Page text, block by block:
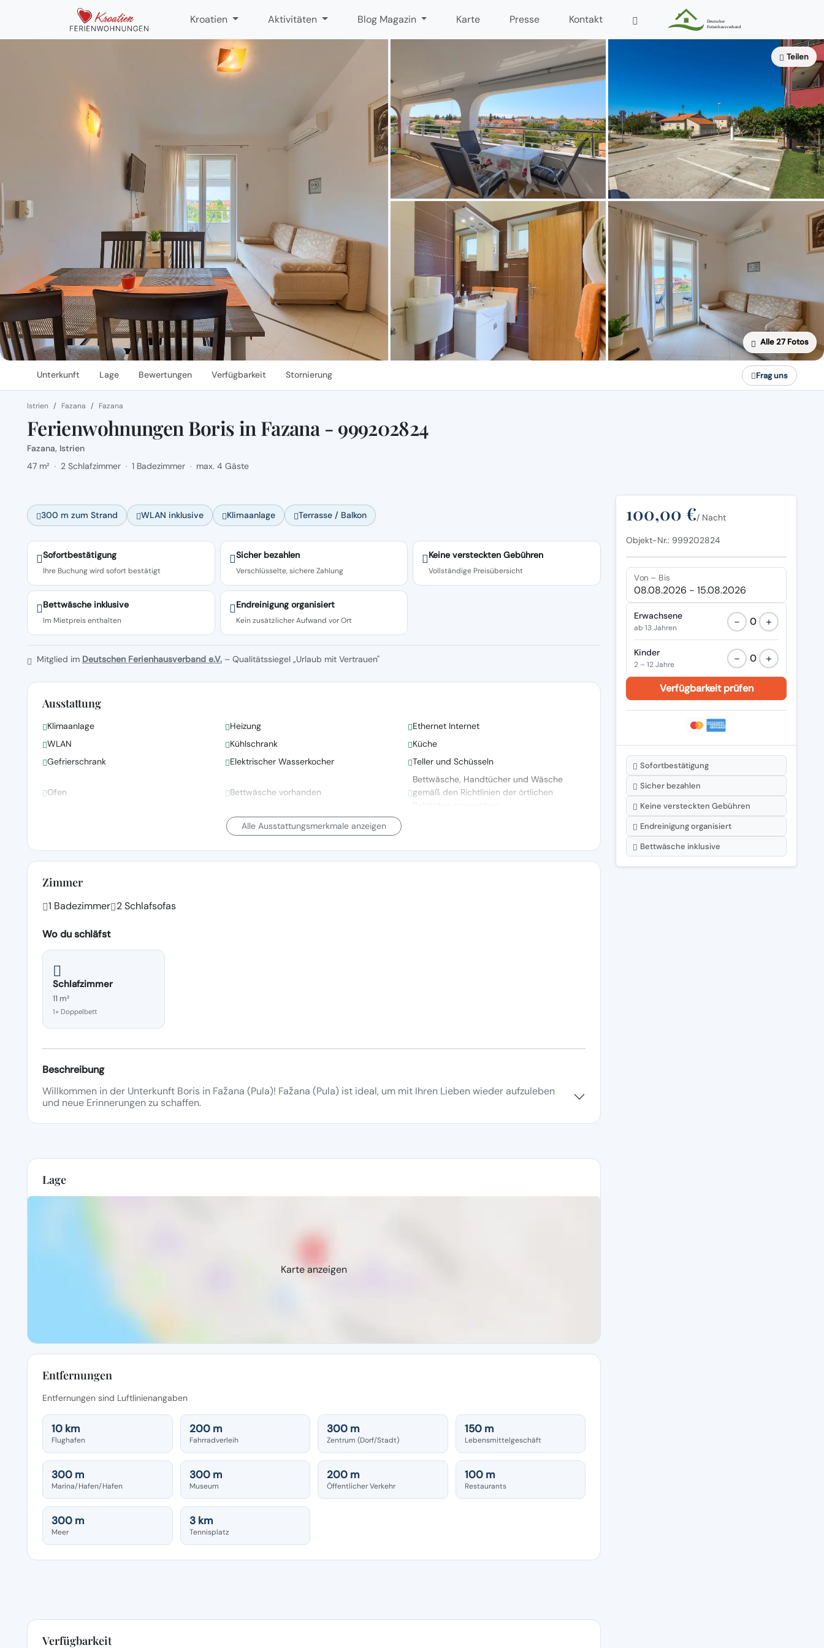
Kroatien Aktivitäten Blog Magazin Karte Presse Kontakt
Teilen
Alle 27 Fotos
Unterkunft Lage Bewertungen Verfügbarkeit Stornierung Frag uns
Istrien Fazana Fazana
Ferienwohnungen Boris in Fazana - 999202824
Fazana, Istrien
47 m² · 2 Schlafzimmer · 1 Badezimmer · max. 4 Gäste
300 m zum Strand WLAN inklusive Klimaanlage Terrasse / Balkon
Sofortbestätigung
Ihre Buchung wird sofort bestätigt
Sicher bezahlen
Verschlüsselte, sichere Zahlung
Keine versteckten Gebühren
Vollständige Preisübersicht
Bettwäsche inklusive
Im Mietpreis enthalten
Endreinigung organisiert
Kein zusätzlicher Aufwand vor Ort
Mitglied im Deutschen Ferienhausverband e.V. – Qualitätssiegel „Urlaub mit Vertrauen"
Ausstattung
Klimaanlage Heizung
Ethernet Internet
WLAN
Kühlschrank
Küche
Gefrierschrank
Elektrischer Wasserkocher Teller und Schüsseln
Ofen Bettwäsche vorhanden
Bettwäsche, Handtücher und Wäsche
gemäß den Richtlinien der örtlichen
Alle Ausstattungsmerkmale anzeigen
Zimmer
1 Badezimmer 2 Schlafsofas
Wo du schläfst
Schlafzimmer
11 m²
1× Doppelbett
Beschreibung
Willkommen in der Unterkunft Boris in Fažana (Pula)! Fažana (Pula) ist ideal, um mit Ihren Lieben wieder aufzuleben
und neue Erinnerungen zu schaffen.
Lage
Karte anzeigen
Entfernungen
Entfernungen sind Luftlinienangaben
10 km
Flughafen
200 m
Fahrradverleih
300 m
Zentrum (Dorf/Stadt)
150 m
Lebensmittelgeschäft
300 m
Marina/Hafen/Hafen
300 m
Museum
200 m
Öffentlicher Verkehr
100 m
Restaurants
300 m
Meer
3 km
Tennisplatz
Verfügbarkeit
100,00 €/ Nacht
Objekt-Nr.: 999202824
Von – Bis
Erwachsene
ab 13 Jahren − 0 +
Kinder
2 – 12 Jahre − 0 +
Sofortbestätigung
Sicher bezahlen
Keine versteckten Gebühren
Endreinigung organisiert
Bettwäsche inklusive